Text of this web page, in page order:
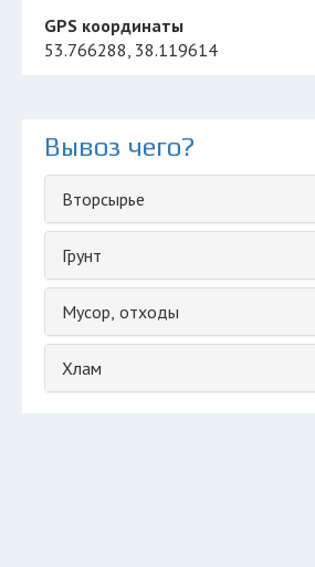
GPS координаты
53.766288, 38.119614
Вывоз чего?
Вторсырье
Грунт
Мусор, отходы
Хлам